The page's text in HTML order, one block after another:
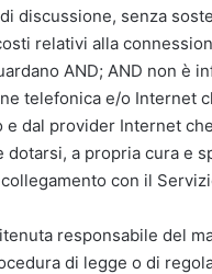
discussione, senza
relativi alla
AND; AND non è
telefonica e/o Internet
dal provider Internet che
a propria cura e
con il
responsabile del
di legge o di